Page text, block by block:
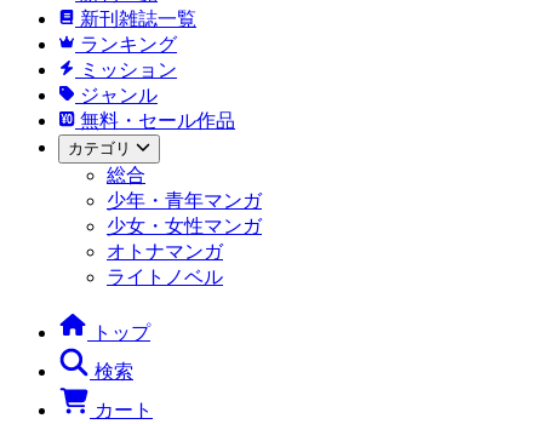
新刊雑誌一覧
ランキング
ミッション
ジャンル
無料・セール作品
カテゴリ
総合
少年・青年マンガ
少女・女性マンガ
オトナマンガ
ライトノベル
トップ
検索
カート